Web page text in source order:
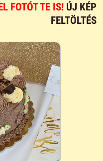
FOTÓT TE IS! ÚJ KÉP
FELTÖLTÉS